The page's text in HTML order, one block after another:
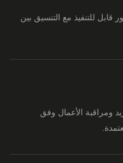
للتنفيذ مع التنسيق بين
ومراقبة الأعمال وفق